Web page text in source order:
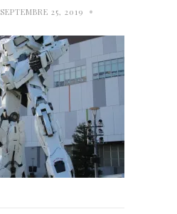
SEPTEMBRE 25, 2019 •